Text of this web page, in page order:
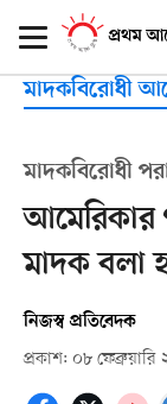
মাদকবিরোধী
মাদকবিরোধী
আমেরিকার
মাদক বলা
নিজস্ব প্রতিবেদক
প্রকাশ: ০৮